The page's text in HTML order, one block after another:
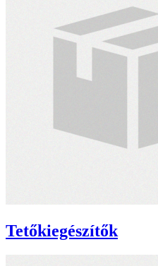
Tetőkiegészítők